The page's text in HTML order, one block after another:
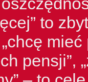
to
pensji”,